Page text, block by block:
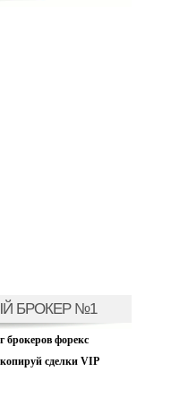
БРОКЕР №1
форекс
сделки VIP